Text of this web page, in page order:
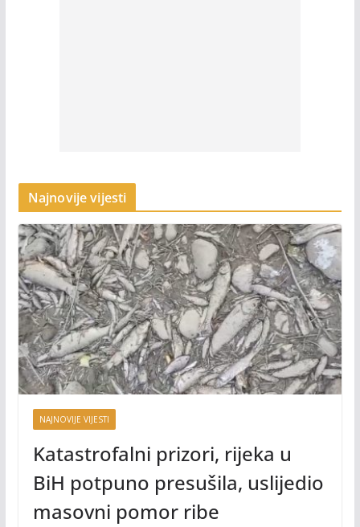
Najnovije vijesti
NAJNOVIJE VIJESTI
Katastrofalni prizori, rijeka u
BiH potpuno presušila, uslijedio
masovni pomor ribe